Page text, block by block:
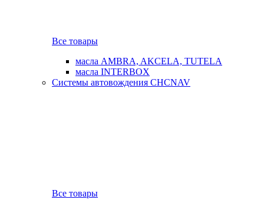
Все товары
масла AMBRA, AKCELA, TUTELA
масла INTERBOX
Системы автовождения CHCNAV
Все товары